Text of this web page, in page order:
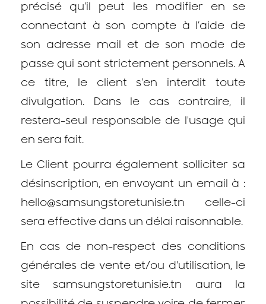
précisé qu'il peut les modifier en se
connectant à son compte à l’aide de
son adresse mail et de son mode de
passe qui sont strictement personnels. A
ce titre, le client s'en interdit toute
divulgation. Dans le cas contraire, il
restera-seul responsable de l'usage qui
en sera fait.
Le Client pourra également solliciter sa
désinscription, en envoyant un email à :
hello@samsungstoretunisie.tn celle-ci
sera effective dans un délai raisonnable.
En cas de non-respect des conditions
générales de vente et/ou d'utilisation, le
site samsungstoretunisie.tn aura la